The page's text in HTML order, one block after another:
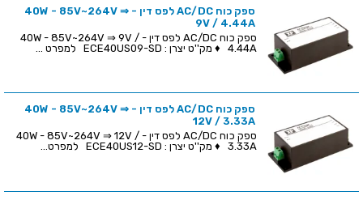
ספק כוח AC/DC לפס דין - 40W - 85V~264V ⇒
9V / 4.44A
ספק כוח AC/DC לפס דין - 40W - 85V~264V ⇒ 9V /
4.44A ♦ מק''ט יצרן : ECE40US09-SD למפרט ...
ספק כוח AC/DC לפס דין - 40W - 85V~264V ⇒
12V / 3.33A
ספק כוח AC/DC לפס דין - 40W - 85V~264V ⇒ 12V /
3.33A ♦ מק''ט יצרן : ECE40US12-SD למפרט...